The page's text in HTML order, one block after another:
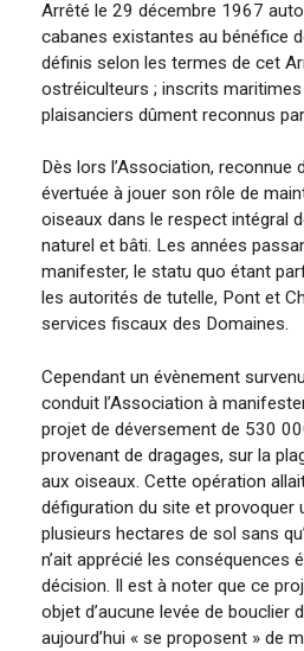
Arrêté le 29 décembre 1967
cabanes existantes au bénéfice
définis selon les termes de cet
ostréiculteurs ; inscrits
plaisanciers dûment reconnus
Dès lors l’Association, reconnue
évertuée à jouer son rôle de
oiseaux dans le respect intégral
naturel et bâti. Les années
manifester, le statu quo étant
les autorités de tutelle, Pont et
services fiscaux des Domaines.
Cependant un évènement
conduit l’Association à
projet de déversement de 530
provenant de dragages, sur la
aux oiseaux. Cette opération
défiguration du site et provoquer
plusieurs hectares de sol sans
n’ait apprécié les conséquences
décision. Il est à noter que ce
objet d’aucune levée de bouclier
aujourd’hui « se proposent » de